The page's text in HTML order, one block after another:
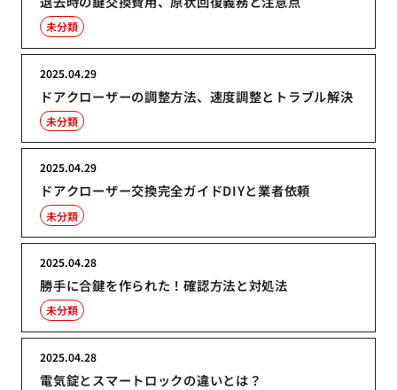
未分類
ドアクローザーの調整方法、速度調整とトラブル解決
2025.04.29
未分類
ドアクローザー交換完全ガイドDIYと業者依頼
2025.04.29
未分類
勝手に合鍵を作られた！確認方法と対処法
2025.04.28
未分類
電気錠とスマートロックの違いとは？
2025.04.28